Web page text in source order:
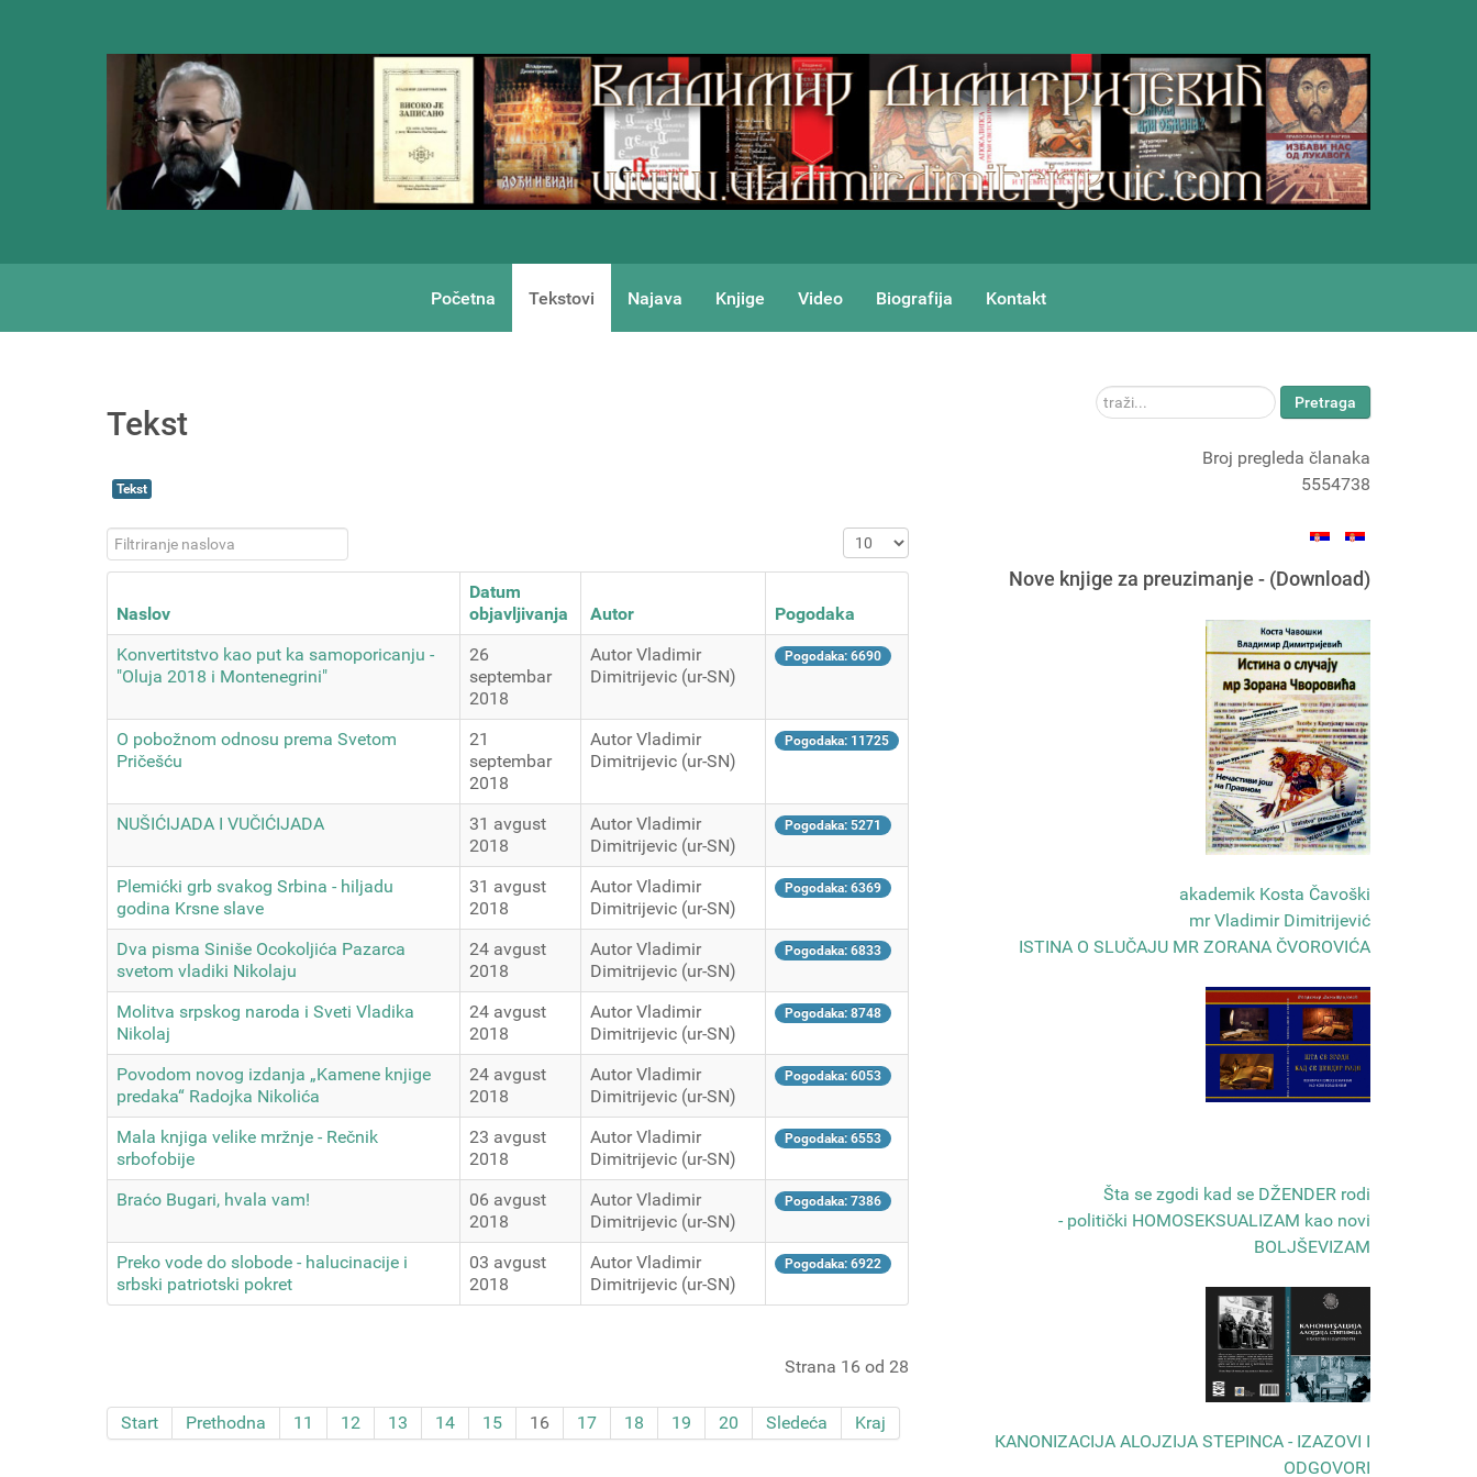
Početna Tekstovi Najava Knjige Video Biografija Kontakt
Tekst
Tekst
Filtriranje naslova Prikaz #
Naslov
Datum
objavljivanja
Autor
Pogodaka
Konvertitstvo kao put ka samoporicanju -
"Oluja 2018 i Montenegrini"
26
septembar
2018
Autor Vladimir
Dimitrijevic (ur-SN)
Pogodaka: 6690
O pobožnom odnosu prema Svetom
Pričešću
21
septembar
2018
Autor Vladimir
Dimitrijevic (ur-SN)
Pogodaka: 11725
NUŠIĆIJADA I VUČIĆIJADA
31 avgust
2018
Autor Vladimir
Dimitrijevic (ur-SN)
Pogodaka: 5271
Plemićki grb svakog Srbina - hiljadu
godina Krsne slave
31 avgust
2018
Autor Vladimir
Dimitrijevic (ur-SN)
Pogodaka: 6369
Dva pisma Siniše Ocokoljića Pazarca
svetom vladiki Nikolaju
24 avgust
2018
Autor Vladimir
Dimitrijevic (ur-SN)
Pogodaka: 6833
Molitva srpskog naroda i Sveti Vladika
Nikolaj
24 avgust
2018
Autor Vladimir
Dimitrijevic (ur-SN)
Pogodaka: 8748
Povodom novog izdanja „Kamene knjige
predaka“ Radojka Nikolića
24 avgust
2018
Autor Vladimir
Dimitrijevic (ur-SN)
Pogodaka: 6053
Mala knjiga velike mržnje - Rečnik
srbofobije
23 avgust
2018
Autor Vladimir
Dimitrijevic (ur-SN)
Pogodaka: 6553
Braćo Bugari, hvala vam!
06 avgust
2018
Autor Vladimir
Dimitrijevic (ur-SN)
Pogodaka: 7386
Preko vode do slobode - halucinacije i
srbski patriotski pokret
03 avgust
2018
Autor Vladimir
Dimitrijevic (ur-SN)
Pogodaka: 6922
Strana 16 od 28
Start Prethodna 11 12 13 14 15 16 17 18 19 20 Sledeća Kraj
traži... Pretraga
Broj pregleda članaka
5554738
Nove knjige za preuzimanje - (Download)
akademik Kosta Čavoški
mr Vladimir Dimitrijević
ISTINA O SLUČAJU MR ZORANA ČVOROVIĆA
Šta se zgodi kad se DŽENDER rodi
- politički HOMOSEKSUALIZAM kao novi
BOLJŠEVIZAM
КANONIZACIJA ALOJZIJA STEPINCA - IZAZOVI I
ODGOVORI